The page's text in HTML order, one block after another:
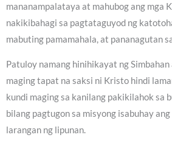
mananampalataya at mahubog ang mga
nakikibahagi sa pagtataguyod ng
mabuting pamamahala, at pananagutan
Patuloy namang hinihikayat ng Simbahan
maging tapat na saksi ni Kristo hindi
kundi maging sa kanilang pakikilahok sa
bilang pagtugon sa misyong isabuhay
larangan ng lipunan.